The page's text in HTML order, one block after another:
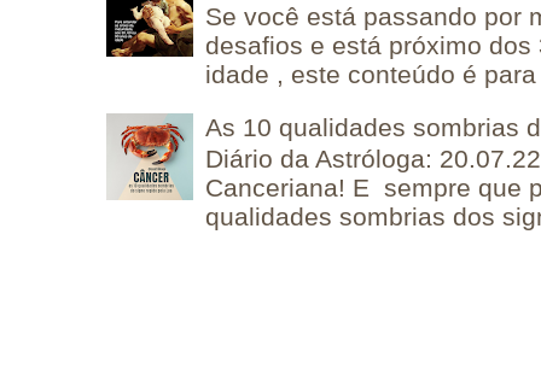
Se você está passando por
desafios e está próximo
idade , este conteúdo é
As 10 qualidades sombrias
Diário da Astróloga:
Canceriana! E sempre que
qualidades sombrias dos